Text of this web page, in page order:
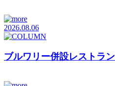
2026.08.06
ブルワリー併設レストラ